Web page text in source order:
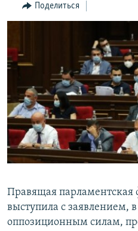
КУЛЬТУРА
АРХИВ
Հայերեն
English
Русский
Все сайты Радио
Поделиться
Правящая
выступила с заявлением,
оппозиционным силам,